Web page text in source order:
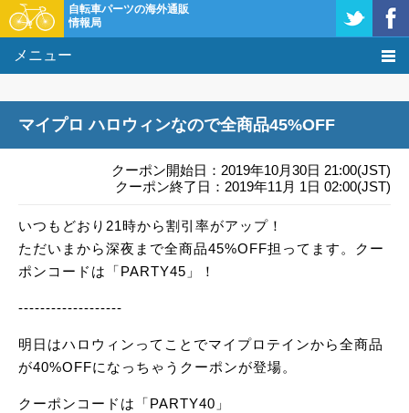
自転車パーツの海外通販
情報局
メニュー
タレコミ掲示板
基礎知識
購入方法
クーポン＆セール
マイプロ ハロウィンなので全商品45%OFF
クーポン開始日：2019年10月30日 21:00(JST)
クーポン終了日：2019年11月 1日 02:00(JST)
いつもどおり21時から割引率がアップ！
ただいまから深夜まで全商品45%OFF担ってます。クー
ポンコードは「PARTY45」！
-------------------
明日はハロウィンってことでマイプロテインから全商品
が40%OFFになっちゃうクーポンが登場。
クーポンコードは「PARTY40」